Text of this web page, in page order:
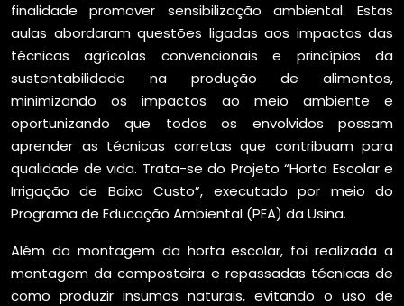
finalidade promover sensibilização ambiental. Estas
aulas abordaram questões ligadas aos impactos das
técnicas agrícolas convencionais e princípios da
sustentabilidade na produção de alimentos,
minimizando os impactos ao meio ambiente e
oportunizando que todos os envolvidos possam
aprender as técnicas corretas que contribuam para
qualidade de vida. Trata-se do Projeto “Horta Escolar e
Irrigação de Baixo Custo”, executado por meio do
Programa de Educação Ambiental (PEA) da Usina.
Além da montagem da horta escolar, foi realizada a
montagem da composteira e repassadas técnicas de
como produzir insumos naturais, evitando o uso de